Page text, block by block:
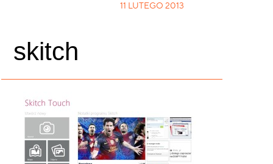
11 LUTEGO 2013
skitch